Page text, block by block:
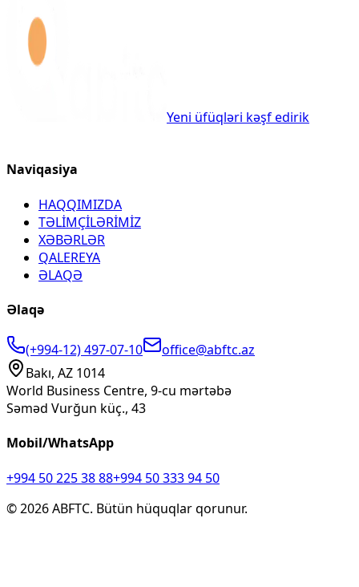
Yeni üfüqləri kəşf edirik
Naviqasiya
HAQQIMIZDA
TƏLİMÇİLƏRİMİZ
XƏBƏRLƏR
QALEREYA
ƏLAQƏ
Əlaqə
(+994-12) 497-07-10
office@abftc.az
Bakı, AZ 1014
World Business Centre, 9-cu mərtəbə
Səməd Vurğun küç., 43
Mobil/WhatsApp
+994 50 225 38 88+994 50 333 94 50
©2026ABFTC. Bütün hüquqlar qorunur.